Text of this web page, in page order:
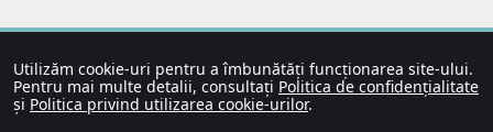
Utilizăm cookie-uri pentru a îmbunătăți funcționarea site-ului.
Pentru mai multe detalii, consultați Politica de confidențialitate
și Politica privind utilizarea cookie-urilor.